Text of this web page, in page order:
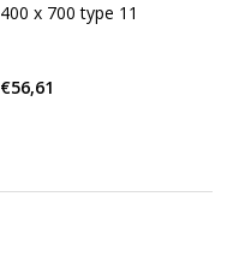
400 x 700 type 11
€56,61